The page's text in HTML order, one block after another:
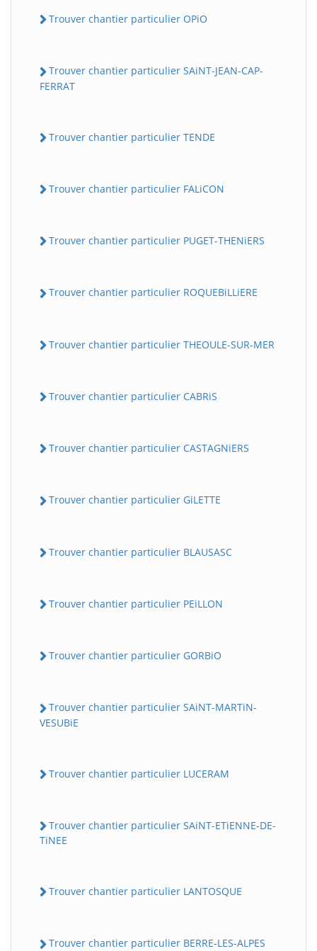
Trouver chantier particulier OPiO
Trouver chantier particulier SAiNT-JEAN-CAP-
FERRAT
Trouver chantier particulier TENDE
Trouver chantier particulier FALiCON
Trouver chantier particulier PUGET-THENiERS
Trouver chantier particulier ROQUEBiLLiERE
Trouver chantier particulier THEOULE-SUR-MER
Trouver chantier particulier CABRiS
Trouver chantier particulier CASTAGNiERS
Trouver chantier particulier GiLETTE
Trouver chantier particulier BLAUSASC
Trouver chantier particulier PEiLLON
Trouver chantier particulier GORBiO
Trouver chantier particulier SAiNT-MARTiN-
VESUBiE
Trouver chantier particulier LUCERAM
Trouver chantier particulier SAiNT-ETiENNE-DE-
TiNEE
Trouver chantier particulier LANTOSQUE
Trouver chantier particulier BERRE-LES-ALPES